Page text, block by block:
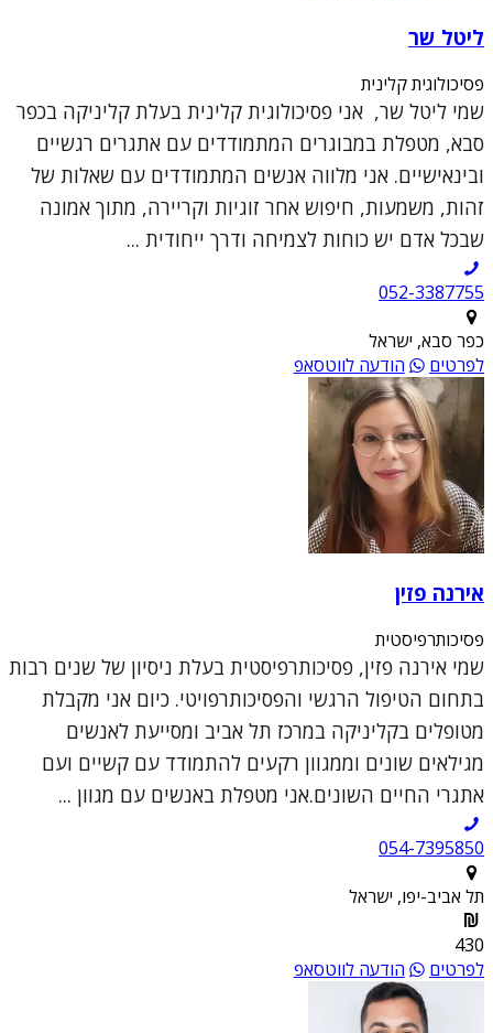
ליטל שר
פסיכולוגית קלינית
שמי ליטל שר, אני פסיכולוגית קלינית בעלת קליניקה בכפר
סבא, מטפלת במבוגרים המתמודדים עם אתגרים רגשיים
ובינאישיים. אני מלווה אנשים המתמודדים עם שאלות של
זהות, משמעות, חיפוש אחר זוגיות וקריירה, מתוך אמונה
שבכל אדם יש כוחות לצמיחה ודרך ייחודית ...
052-3387755
כפר סבא, ישראל
לפרטים
הודעה לווטסאפ
אירנה פזין
פסיכותרפיסטית
שמי אירנה פזין, פסיכותרפיסטית בעלת ניסיון של שנים רבות
בתחום הטיפול הרגשי והפסיכותרפויטי. כיום אני מקבלת
מטופלים בקליניקה במרכז תל אביב ומסייעת לאנשים
מגילאים שונים וממגוון רקעים להתמודד עם קשיים ועם
אתגרי החיים השונים.אני מטפלת באנשים עם מגוון ...
054-7395850
תל אביב-יפו, ישראל
430
לפרטים
הודעה לווטסאפ